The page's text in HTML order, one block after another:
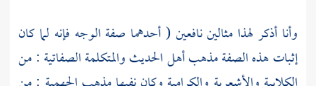
وأنا أذكر لهذا مثالين نافعين ( أحدهما صفة الوجه فإنه لما كان
إثبات هذه الصفة مذهب أهل الحديث والمتكلمة الصفاتية : من